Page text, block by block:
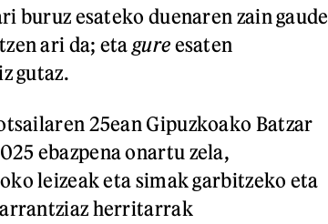
buruz esateko duenaren zain
ari da; eta gure esaten
gutaz.
25ean Gipuzkoako Batzar
ebazpena onartu zela,
leizeak eta simak garbitzeko eta
herritarrak